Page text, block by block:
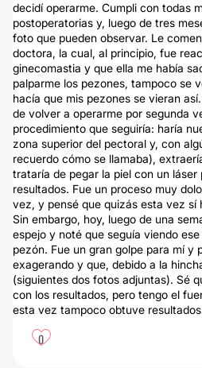
decidí operarme. Cumpli con todas
postoperatorias y, luego de tres
foto que pueden observar. Le
doctora, la cual, al principio, fue
ginecomastia y que ella me había
palparme los pezones, tampoco se
hacía que mis pezones se vieran
de volver a operarme por segunda
procedimiento que seguiría: haría
zona superior del pectoral y, con
recuerdo cómo se llamaba),
trataría de pegar la piel con un láser
resultados. Fue un proceso muy
vez, y pensé que quizás esta vez sí
Sin embargo, hoy, luego de una
espejo y noté que seguía viendo
pezón. Fue un gran golpe para mí y
exagerando y que, debido a la
(siguientes dos fotos adjuntas). Sé
con los resultados, pero tengo el
esta vez tampoco obtuve
0